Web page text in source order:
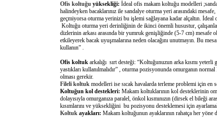
Ofis koltuğu yüksekliği: İdeal ofis makam koltuğu modelleri
halindeyken bacaklarınız ile sandalye oturma yeri arasındaki
geçmiyorsa oturma yerinizi bu işlemi sağlayana kadar alçaltın.
Koltuğu oturma yeri derinliğinin de ikinci önemli husustur,
dizlerinin arkası arasında bir yumruk genişliğinde (5-7 cm) mesafe
etkileyerek bacak uyuşmalarına neden olacağını unutmayın. Bu
kullanın” .
Ofis koltuk arkalığı sırt desteği: “Koltuğunuzun arka kısmı
yastıkları kullanılmalıdır” , oturma pozisyonunda omurganın
olması gerekir.
Fileli koltuk modelleri ise sıcak havalarda terleme problemi için
Koltuğun kol destekleri: Makam koltuklarının kol desteklerinin
dolayısıyla omurganıza paralel, önkol kısmınızın (dirsek el bileği
kısımlarını ve yüksekliğini bu pozisyonu desteklemesi için
Koltuk ayakları: Makam koltuğunun ayaklarının rahatça her